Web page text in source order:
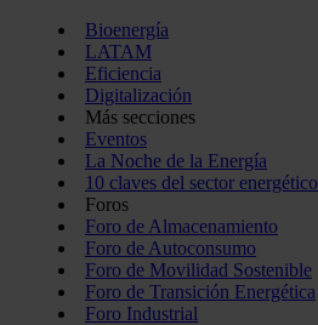
Bioenergía
LATAM
Eficiencia
Digitalización
Más secciones
Eventos
La Noche de la Energía
10 claves del sector energético
Foros
Foro de Almacenamiento
Foro de Autoconsumo
Foro de Movilidad Sostenible
Foro de Transición Energética
Foro Industrial